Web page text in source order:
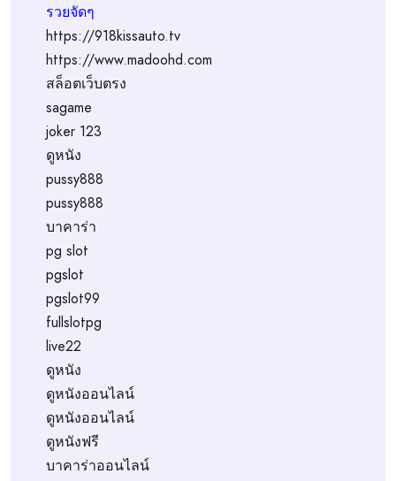
รวยจัดๆ
https://918kissauto.tv
https://www.madoohd.com
สล็อตเว็บตรง
sagame
joker 123
ดูหนัง
pussy888
pussy888
บาคาร่า
pg slot
pgslot
pgslot99
fullslotpg
live22
ดูหนัง
ดูหนังออนไลน์
ดูหนังออนไลน์
ดูหนังฟรี
บาคาร่าออนไลน์